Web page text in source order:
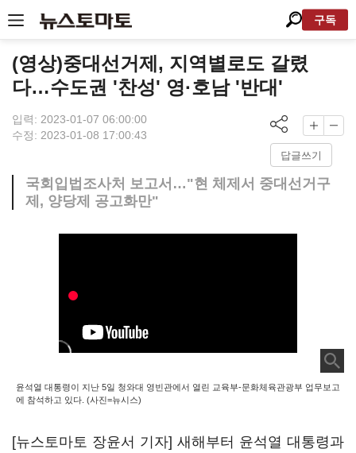
구독
(영상)중대선거제, 지역별로도 갈렸
다…수도권 '찬성' 영·호남 '반대'
입력: 2023-01-07 06:00:00
수정: 2023-01-08 17:00:43
답글쓰기
국회입법조사처 보고서…"현 체제서 중대선거구
제, 양당제 공고화만"
윤석열 대통령이 지난 5일 청와대 영빈관에서 열린 교육부-문화체육관광부 업무보고
에 참석하고 있다. (사진=뉴시스)
[뉴스토마토 장윤서 기자] 새해부터 윤석열 대통령과